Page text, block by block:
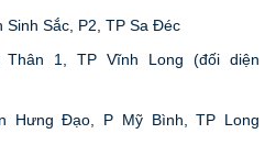
Sinh Sắc, P2, TP Sa Đéc
Thân 1, TP Vĩnh Long (đối diện
Hưng Đạo, P Mỹ Bình, TP Long